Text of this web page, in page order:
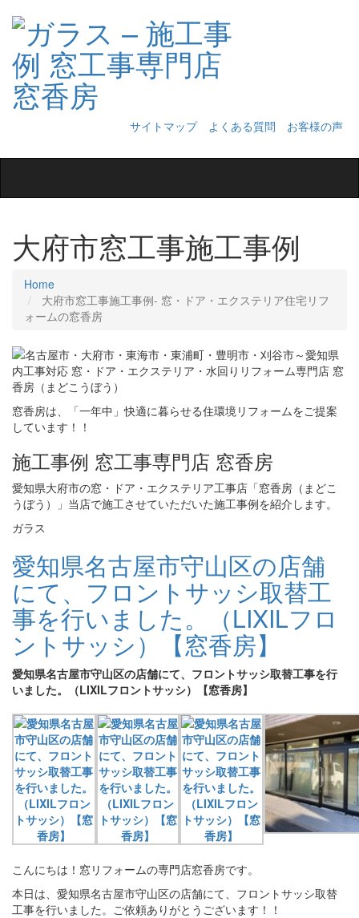
サイトマップ よくある質問
お客様の声
navigation
大府市窓工事施工事例
Home
大府市窓工事施工事例‐ 窓・ドア・エクステリア住宅リフ
ォームの窓香房
窓香房は、「一年中」快適に暮らせる住環境リフォームをご提案
しています！！
施工事例 窓工事専門店 窓香房
愛知県大府市の窓・ドア・エクステリア工事店「窓香房（まどこ
うぼう）」当店で施工させていただいた施工事例を紹介します。
ガラス
愛知県名古屋市守山区の店舗
にて、フロントサッシ取替工
事を行いました。（LIXILフロ
ントサッシ）【窓香房】
愛知県名古屋市守山区の店舗にて、フロントサッシ取替工事を行
いました。（LIXILフロントサッシ）【窓香房】
こんにちは！窓リフォームの専門店窓香房です。
本日は、愛知県名古屋市守山区の店舗にて、フロントサッシ取替
工事を行いました。ご依頼ありがとうございます！！